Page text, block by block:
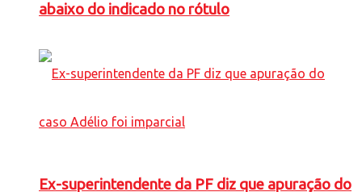
abaixo do indicado no rótulo
Ex-superintendente da PF diz que apuração do